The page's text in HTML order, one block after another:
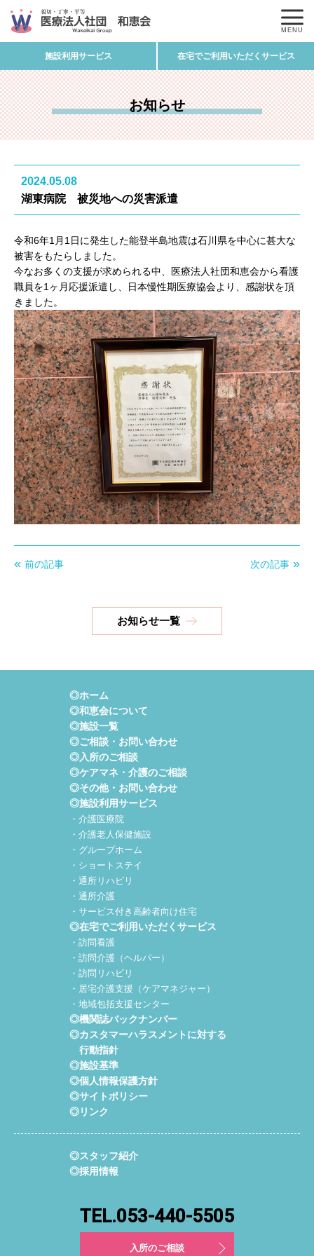
MENU
施設利用サービス 在宅でご利用いただくサービス
お知らせ
2024.05.08
湖東病院 被災地への災害派遣
令和6年1月1日に発生した能登半島地震は石川県を中心に甚大な
被害をもたらしました。
今なお多くの支援が求められる中、医療法人社団和恵会から看護
職員を1ヶ月応援派遣し、日本慢性期医療協会より、感謝状を頂
きました。
前の記事 次の記事
お知らせ一覧
◎ホーム
◎和恵会について
◎施設一覧
◎ご相談・お問い合わせ
◎入所のご相談
◎ケアマネ・介護のご相談
◎その他・お問い合わせ
◎施設利用サービス
・介護医療院
・介護老人保健施設
・グループホーム
・ショートステイ
・通所リハビリ
・通所介護
・サービス付き高齢者向け住宅
◎在宅でご利用いただくサービス
・訪問看護
・訪問介護（ヘルパー）
・訪問リハビリ
・居宅介護支援（ケアマネジャー）
・地域包括支援センター
◎機関誌バックナンバー
◎カスタマーハラスメントに対する
行動指針
◎施設基準
◎個人情報保護方針
◎サイトポリシー
◎リンク
◎スタッフ紹介
◎採用情報
TEL.053-440-5505
入所のご相談